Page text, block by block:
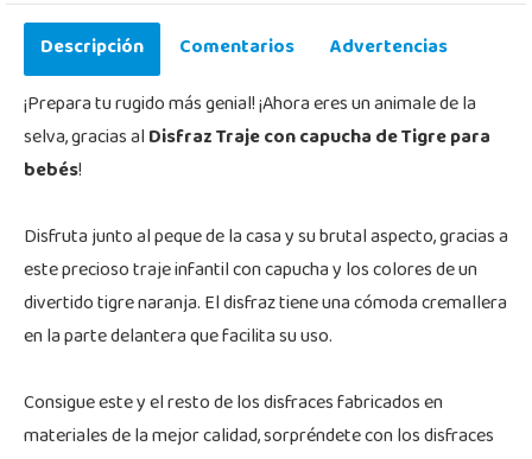
Descripción Comentarios
Advertencias
¡Prepara tu rugido más genial! ¡Ahora eres un animale de la
selva, gracias alDisfraz Traje con capucha de Tigre para
bebés!
Disfruta junto al peque de la casa y su brutal aspecto, gracias a
este precioso traje infantil con capucha y los colores de un
divertido tigre naranja. El disfraz tiene una cómoda cremallera
en la parte delantera que facilita su uso.
Consigue este y el resto de los disfraces fabricados en
materiales de la mejor calidad, sorpréndete con los disfraces